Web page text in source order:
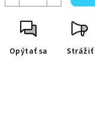
Opýtať sa Strážiť